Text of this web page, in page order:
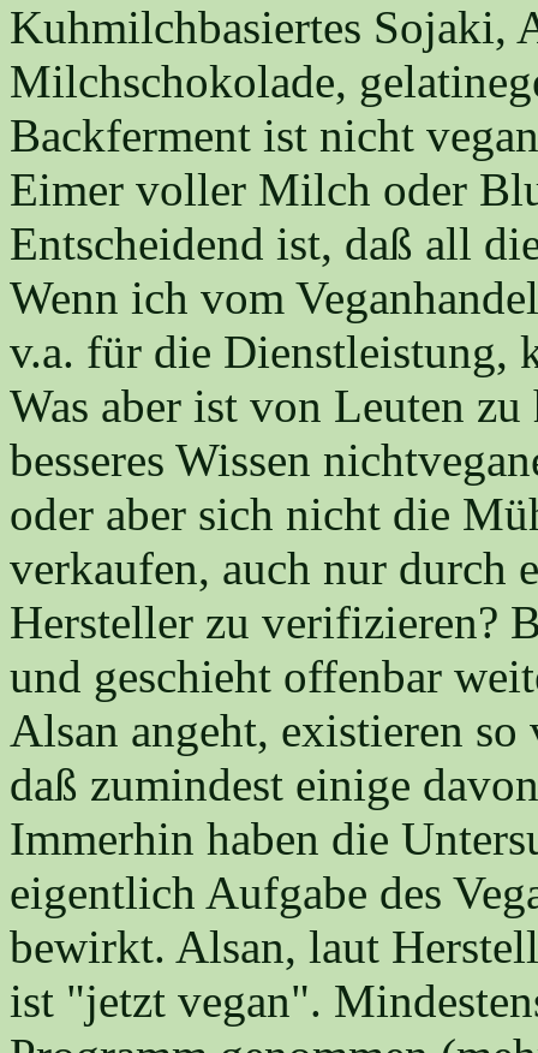
Kuhmilchbasiertes Sojaki,
Milchschokolade,
Backferment ist nicht
Eimer voller Milch oder
Entscheidend ist, daß all
Wenn ich vom
v.a. für die Dienstleistung,
Was aber ist von Leuten
besseres Wissen
oder aber sich nicht die
verkaufen, auch nur durch
Hersteller zu verifizieren?
und geschieht offenbar
Alsan angeht, existieren
daß zumindest einige
Immerhin haben die
eigentlich Aufgabe des
bewirkt. Alsan, laut
ist "jetzt vegan".